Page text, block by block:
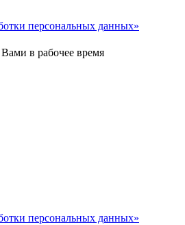
персональных данных»
в рабочее время
персональных данных»